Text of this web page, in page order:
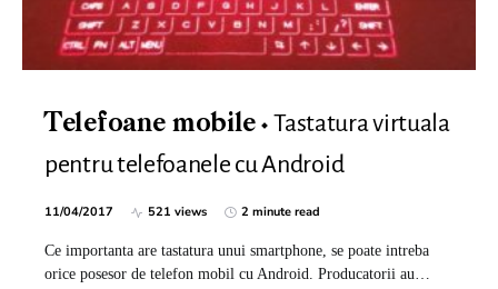
Telefoane mobile
Tastatura virtuala
pentru telefoanele cu Android
11/04/2017 521 views 2 minute read
Ce importanta are tastatura unui smartphone, se poate intreba
orice posesor de telefon mobil cu Android. Producatorii au…